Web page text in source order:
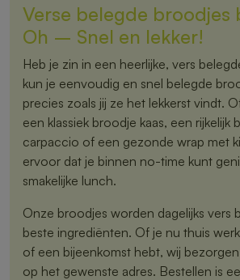
Verse belegde broodjes
Oh – Snel en lekker!
Heb je zin in een heerlijke, vers
kun je eenvoudig en snel belegde
precies zoals jij ze het lekkerst vindt.
een klassiek broodje kaas, een rijkelijk
carpaccio of een gezonde wrap met
ervoor dat je binnen no-time kunt
smakelijke lunch.
Onze broodjes worden dagelijks vers
beste ingrediënten. Of je nu thuis
of een bijeenkomst hebt, wij
op het gewenste adres. Bestellen is